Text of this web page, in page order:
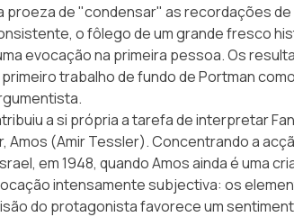
proeza de "condensar" as recordações de
o fôlego de um grande fresco
evocação na primeira pessoa. Os
trabalho de fundo de Portman
a si própria a tarefa de interpretar
Amos (Amir Tessler). Concentrando a
em 1948, quando Amos ainda é uma
intensamente subjectiva: os
do protagonista favorece um